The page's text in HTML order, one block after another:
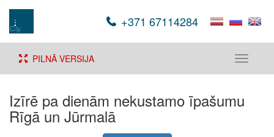
+371 67114284
Toggle
PILNĀ VERSIJA
Izīrē pa dienām nekustamo īpašumu
Rīgā un Jūrmalā